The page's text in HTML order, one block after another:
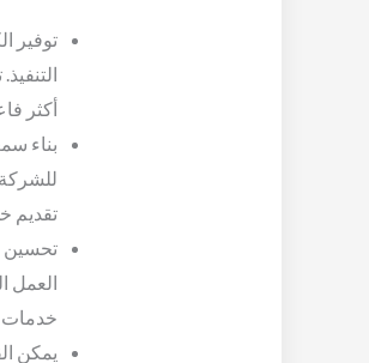
توفير
أكثر
بناء
تقديم
تحسين
العمل
خدمات
يمكن